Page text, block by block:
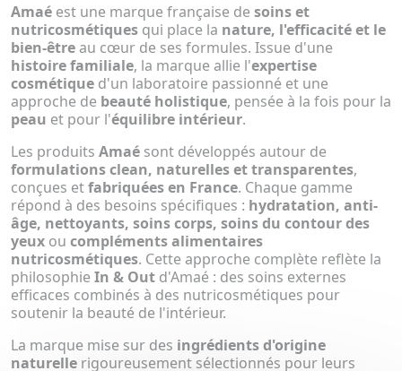
Amaé est une marque française de soins et
nutricosmétiques qui place la nature, l'efficacité et le
bien-être au cœur de ses formules. Issue d'une
histoire familiale, la marque allie l'expertise
cosmétique d'un laboratoire passionné et une
approche de beauté holistique, pensée à la fois pour la
peau et pour l'équilibre intérieur.
Les produits Amaé sont développés autour de
formulations clean, naturelles et transparentes,
conçues etfabriquées en France. Chaque gamme
répond à des besoins spécifiques : hydratation, anti-
âge, nettoyants, soins corps, soins du contour des
yeux ou compléments alimentaires
nutricosmétiques. Cette approche complète reflète la
philosophie In & Out d'Amaé : des soins externes
efficaces combinés à des nutricosmétiques pour
soutenir la beauté de l'intérieur.
La marque mise sur des ingrédients d'origine
naturelle rigoureusement sélectionnés pour leurs